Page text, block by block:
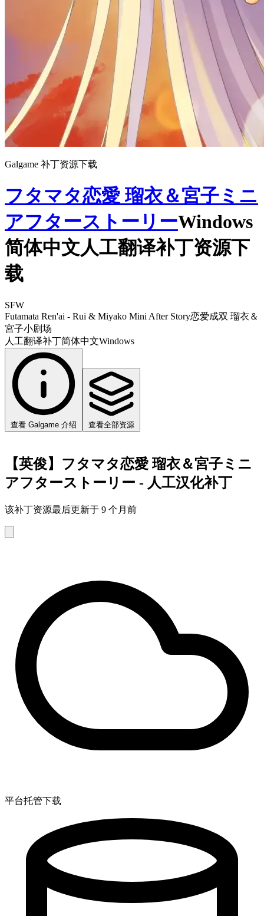
Galgame 补丁资源下载
フタマタ恋愛 瑠衣＆宮子ミニ
アフターストーリーWindows
简体中文人工翻译补丁资源下
载
SFW
Futamata Ren'ai - Rui & Miyako Mini After Story恋爱成双 瑠衣＆
宮子小剧场
人工翻译补丁简体中文Windows
查看 Galgame 介绍 查看全部资源
【英俊】フタマタ恋愛 瑠衣＆宮子ミニ
アフターストーリー - 人工汉化补丁
该补丁资源最后更新于 9 个月前
平台托管下载